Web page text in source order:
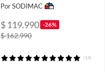
Por SODIMAC
$ 119.990 -26%
$ 162.990
(14)